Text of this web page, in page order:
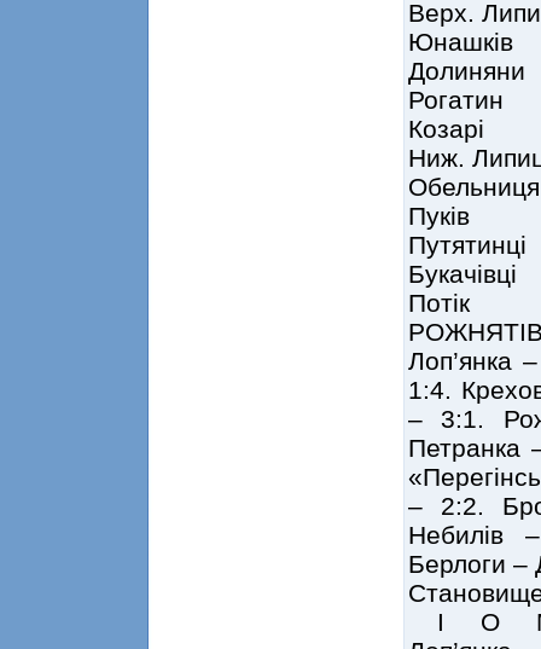
Верх.
Ниж.
Пуків
Потік
Лоп’янка
1:4.
– 3:1.
Петранка
– 2:2.
Небилів
Берлоги –
І О